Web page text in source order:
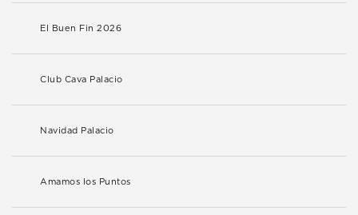
El Buen Fin 2026
Club Cava Palacio
Navidad Palacio
Amamos los Puntos